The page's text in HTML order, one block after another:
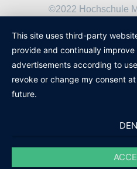
©2022 Hochschule
This site uses third-party
provide and continually
advertisements according to
revoke or change my consent
future.